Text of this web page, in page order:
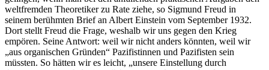
weltfremden Theoretiker zu Rate ziehe, so Sigmund Freud in
seinem berühmten Brief an Albert Einstein vom September 1932.
Dort stellt Freud die Frage, weshalb wir uns gegen den Krieg
empören. Seine Antwort: weil wir nicht anders könnten, weil wir
„aus organischen Gründen“ Pazifistinnen und Pazifisten sein
müssten. So hätten wir es leicht, „unsere Einstellung durch